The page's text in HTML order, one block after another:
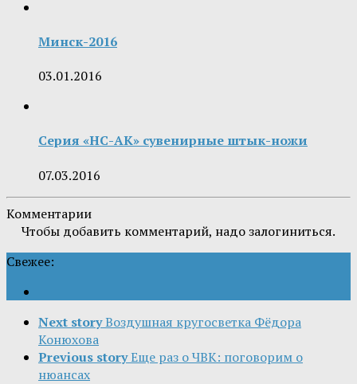
Минск-2016
03.01.2016
Серия «НС-АК» сувенирные штык-ножи
07.03.2016
Комментарии
Чтобы добавить комментарий, надо залогиниться.
Свежее:
Next storyВоздушная кругосветка Фёдора
Конюхова
Previous storyЕще раз о ЧВК: поговорим о
нюансах